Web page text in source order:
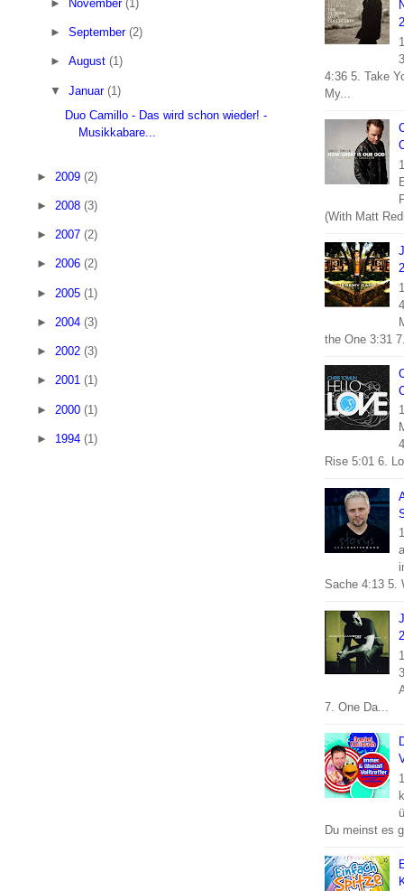
► November(1)
►September(2)
►August(1)
▼Januar(1)
Duo Camillo - Das wird schon wieder! -
Musikkabare...
► 2009 (2)
► 2008 (3)
► 2007 (2)
► 2006 (2)
► 2005 (1)
► 2004 (3)
► 2002 (3)
► 2001 (1)
► 2000 (1)
► 1994 (1)
4:36 5. Take
My...
(With Matt
the One 3:31
Rise 5:01 6.
Sache 4:13 5.
7. One Da...
Du meinst es